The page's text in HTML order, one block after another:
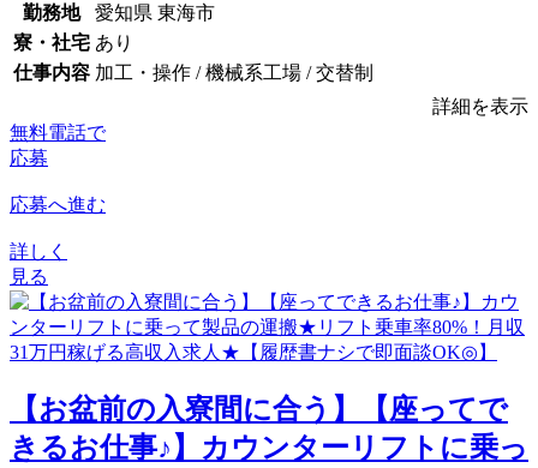
勤務地
愛知県 東海市
寮・社宅 あり
仕事内容 加工・操作 / 機械系工場 / 交替制
詳細を表示
無料電話で
応募
応募へ進む
詳しく
見る
【お盆前の入寮間に合う】【座ってで
きるお仕事♪】カウンターリフトに乗っ